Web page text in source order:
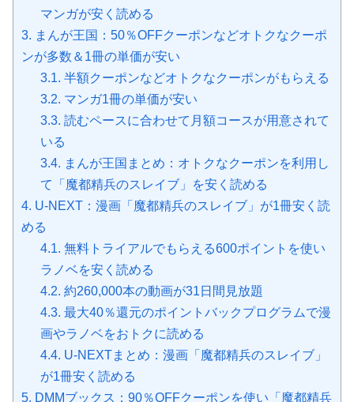
マンガが安く読める
3. まんが王国：50％OFFクーポンなどオトクなクーポ
ンが多数＆1冊の単価が安い
3.1. 半額クーポンなどオトクなクーポンがもらえる
3.2. マンガ1冊の単価が安い
3.3. 読むペースに合わせて月額コースが用意されて
いる
3.4. まんが王国まとめ：オトクなクーポンを利用し
て「魔都精兵のスレイブ」を安く読める
4. U-NEXT：漫画「魔都精兵のスレイブ」が1冊安く読
める
4.1. 無料トライアルでもらえる600ポイントを使い
ラノベを安く読める
4.2. 約260,000本の動画が31日間見放題
4.3. 最大40％還元のポイントバックプログラムで漫
画やラノベをおトクに読める
4.4. U-NEXTまとめ：漫画「魔都精兵のスレイブ」
が1冊安く読める
5. DMMブックス：90％OFFクーポンを使い「魔都精兵